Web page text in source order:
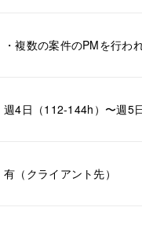
・複数の案件のPMを行わ
週4日（112-144h）〜週5
有（クライアント先）